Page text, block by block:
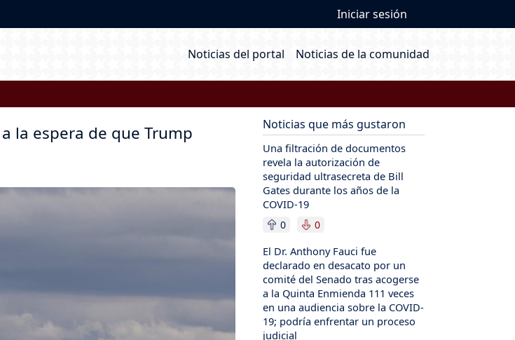
User account
Iniciar sesión
Main navigation
Noticias del portal Noticias de la comunidad
la espera de que Trump
Noticias que más gustaron
Una filtración de documentos
revela la autorización de
seguridad ultrasecreta de Bill
Gates durante los años de la
COVID-19
0 0
El Dr. Anthony Fauci fue
declarado en desacato por un
comité del Senado tras acogerse
a la Quinta Enmienda 111 veces
en una audiencia sobre la COVID-
19; podría enfrentar un proceso
judicial